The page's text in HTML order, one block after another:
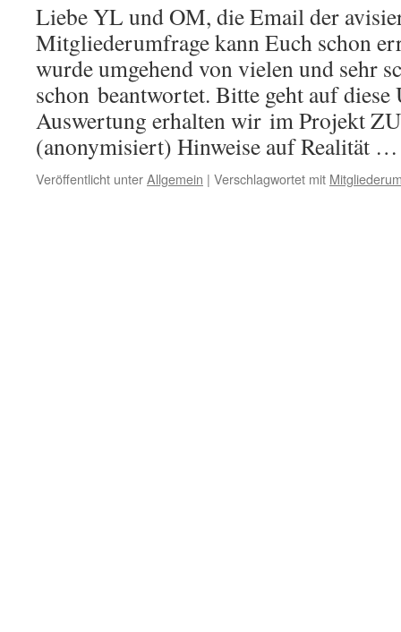
Liebe YL und OM, die Email der
Mitgliederumfrage kann Euch schon
wurde umgehend von vielen und sehr
schon beantwortet. Bitte geht auf
Auswertung erhalten wir im Projekt
(anonymisiert) Hinweise auf Realität
Veröffentlicht unterAllgemein | Verschlagwortet mit